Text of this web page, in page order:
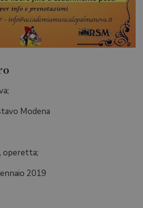
Modena
operetta;
2019